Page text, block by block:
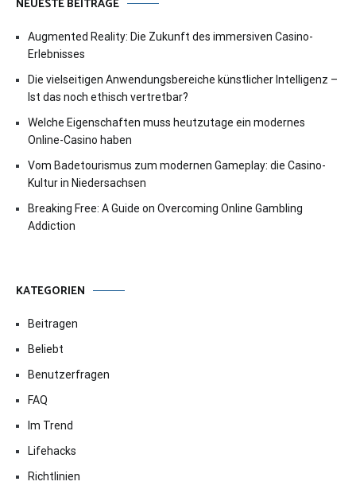
NEUESTE BEITRÄGE
Augmented Reality: Die Zukunft des immersiven Casino-
Erlebnisses
Die vielseitigen Anwendungsbereiche künstlicher Intelligenz –
Ist das noch ethisch vertretbar?
Welche Eigenschaften muss heutzutage ein modernes
Online-Casino haben
Vom Badetourismus zum modernen Gameplay: die Casino-
Kultur in Niedersachsen
Breaking Free: A Guide on Overcoming Online Gambling
Addiction
KATEGORIEN
Beitragen
Beliebt
Benutzerfragen
FAQ
Im Trend
Lifehacks
Richtlinien